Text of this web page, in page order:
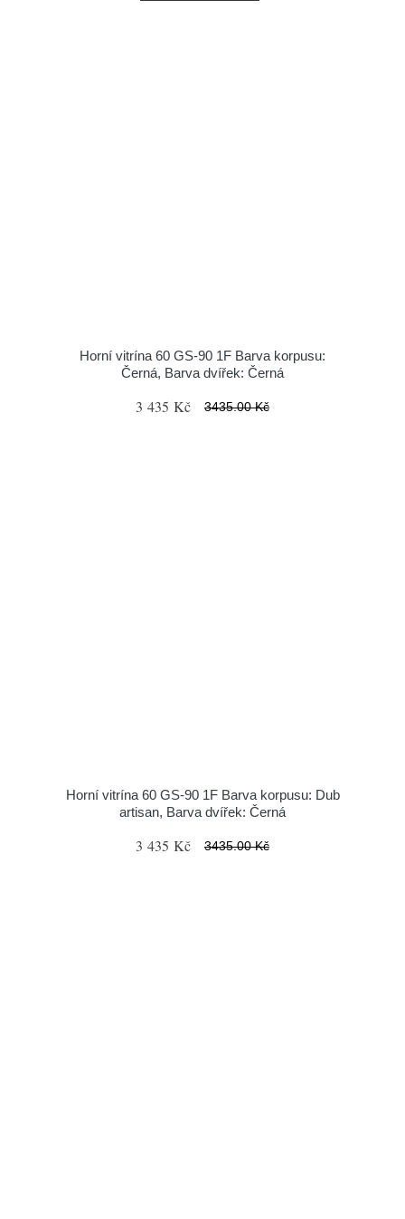
Horní vitrína 60 GS-90 1F Barva korpusu:
Černá, Barva dvířek: Černá
3 435 Kč 3435.00 Kč
Horní vitrína 60 GS-90 1F Barva korpusu: Dub
artisan, Barva dvířek: Černá
3 435 Kč 3435.00 Kč